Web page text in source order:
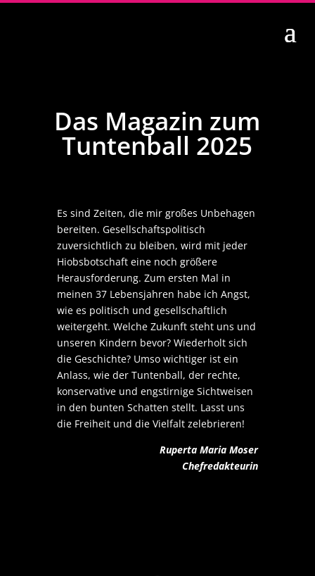
Das Magazin zum
Tuntenball 2025
Es sind Zeiten, die mir großes Unbehagen
bereiten. Gesellschaftspolitisch
zuversichtlich zu bleiben, wird mit jeder
Hiobsbotschaft eine noch größere
Herausforderung. Zum ersten Mal in
meinen 37 Lebensjahren habe ich Angst,
wie es politisch und gesellschaftlich
weitergeht. Welche Zukunft steht uns und
unseren Kindern bevor? Wiederholt sich
die Geschichte? Umso wichtiger ist ein
Anlass, wie der Tuntenball, der rechte,
konservative und engstirnige Sichtweisen
in den bunten Schatten stellt. Lasst uns
die Freiheit und die Vielfalt zelebrieren!
Ruperta Maria Moser
Chefredakteurin